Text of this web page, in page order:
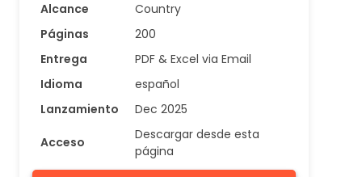
Alcance
Country
Páginas
200
Entrega
PDF & Excel via Email
Idioma
español
Lanzamiento
Dec 2025
Acceso
Descargar desde esta
página